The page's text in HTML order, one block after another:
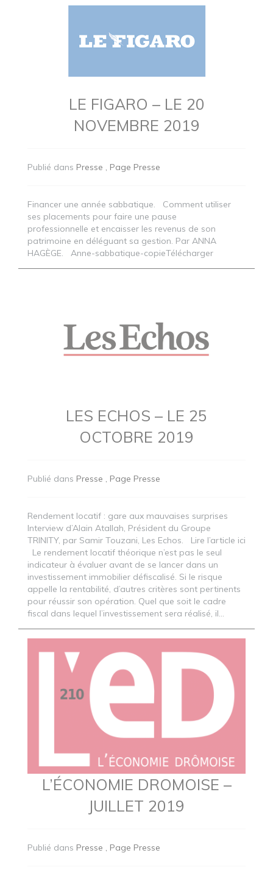
LE FIGARO – LE 20
NOVEMBRE 2019
Publié dans Presse Page Presse
Financer une année sabbatique. Comment utiliser
ses placements pour faire une pause
professionnelle et encaisser les revenus de son
patrimoine en déléguant sa gestion. Par ANNA
HAGÈGE. Anne-sabbatique-copieTélécharger
LES ECHOS – LE 25
OCTOBRE 2019
Publié dans Presse Page Presse
Rendement locatif : gare aux mauvaises surprises
Interview d’Alain Atallah, Président du Groupe
TRINITY, par Samir Touzani, Les Echos. Lire l’article ici
Le rendement locatif théorique n’est pas le seul
indicateur à évaluer avant de se lancer dans un
investissement immobilier défiscalisé. Si le risque
appelle la rentabilité, d’autres critères sont pertinents
pour réussir son opération. Quel que soit le cadre
fiscal dans lequel l’investissement sera réalisé, il...
L’ÉCONOMIE DROMOISE –
JUILLET 2019
Publié dans Presse Page Presse